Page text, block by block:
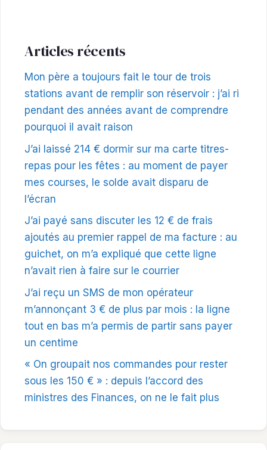
Articles récents
Mon père a toujours fait le tour de trois
stations avant de remplir son réservoir : j’ai ri
pendant des années avant de comprendre
pourquoi il avait raison
J’ai laissé 214 € dormir sur ma carte titres-
repas pour les fêtes : au moment de payer
mes courses, le solde avait disparu de
l’écran
J’ai payé sans discuter les 12 € de frais
ajoutés au premier rappel de ma facture : au
guichet, on m’a expliqué que cette ligne
n’avait rien à faire sur le courrier
J’ai reçu un SMS de mon opérateur
m’annonçant 3 € de plus par mois : la ligne
tout en bas m’a permis de partir sans payer
un centime
« On groupait nos commandes pour rester
sous les 150 € » : depuis l’accord des
ministres des Finances, on ne le fait plus